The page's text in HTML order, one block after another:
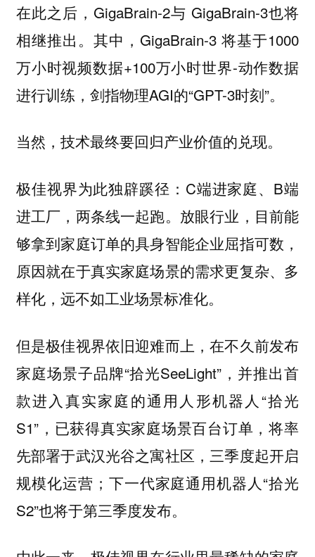
在此之后，GigaBrain-2与 GigaBrain-3也将
相继推出。其中，GigaBrain-3 将基于1000
万小时视频数据+100万小时世界-动作数据
进行训练，剑指物理AGI的“GPT-3时刻”。
当然，技术最终要回归产业价值的兑现。
极佳视界为此独辟蹊径：C端进家庭、B端
进工厂，两条线一起跑。放眼行业，目前能
够拿到家庭订单的具身智能企业屈指可数，
原因就在于真实家庭场景的需求更复杂、多
样化，远不如工业场景标准化。
但是极佳视界依旧迎难而上，在不久前发布
家庭场景子品牌“拾光SeeLight”，并推出首
款进入真实家庭的通用人形机器人“拾光
S1”，已获得真实家庭场景百台订单，将率
先部署于武汉光谷之寓社区，三季度起开启
规模化运营；下一代家庭通用机器人“拾光
S2”也将于第三季度发布。